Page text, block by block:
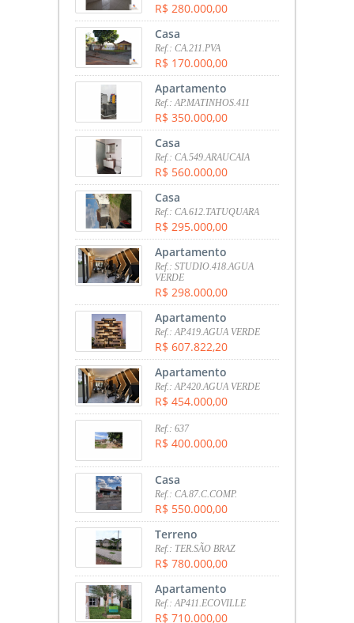
R$ 280.000,00
Casa
Ref.: CA.211.PVA
R$ 170.000,00
Apartamento
Ref.: AP.MATINHOS.411
R$ 350.000,00
Casa
Ref.: CA.549.ARAUCAIA
R$ 560.000,00
Casa
Ref.: CA.612.TATUQUARA
R$ 295.000,00
Apartamento
Ref.: STUDIO.418.AGUA
VERDE
R$ 298.000,00
Apartamento
Ref.: AP.419.AGUA VERDE
R$ 607.822,20
Apartamento
Ref.: AP.420.AGUA VERDE
R$ 454.000,00
Ref.: 637
R$ 400.000,00
Casa
Ref.: CA.87.C.COMP.
R$ 550.000,00
Terreno
Ref.: TER.SÃO BRAZ
R$ 780.000,00
Apartamento
Ref.: AP411.ECOVILLE
R$ 710.000,00